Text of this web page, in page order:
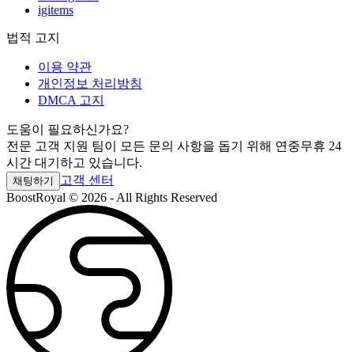
igitems
법적 고지
이용 약관
개인정보 처리방침
DMCA 고지
도움이 필요하신가요?
전문 고객 지원 팀이 모든 문의 사항을 돕기 위해 연중무휴 24
시간 대기하고 있습니다.
채팅하기
고객 센터
BoostRoyal © 2026 - All Rights Reserved